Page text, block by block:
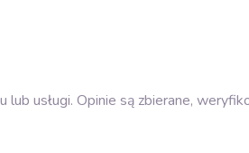
usługi. Opinie są zbierane,